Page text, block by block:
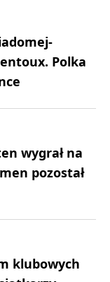
Polka
wygrał na
pozostał
klubowych